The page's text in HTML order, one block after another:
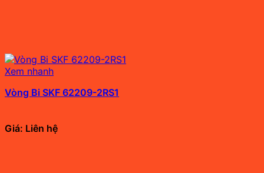
Xem nhanh
Vòng Bi SKF 62209-2RS1
Giá: Liên hệ